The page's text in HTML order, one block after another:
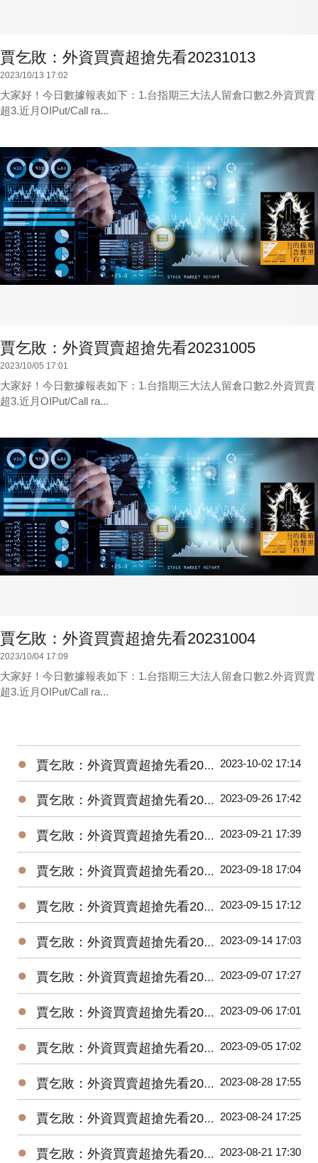
賈乞敗：外資買賣超搶先看20231013
2023/10/13 17:02
大家好！今日數據報表如下：1.台指期三大法人留倉口數2.外資買賣
超3.近月OIPut/Call ra...
賈乞敗：外資買賣超搶先看20231005
2023/10/05 17:01
大家好！今日數據報表如下：1.台指期三大法人留倉口數2.外資買賣
超3.近月OIPut/Call ra...
賈乞敗：外資買賣超搶先看20231004
2023/10/04 17:09
大家好！今日數據報表如下：1.台指期三大法人留倉口數2.外資買賣
超3.近月OIPut/Call ra...
● 賈乞敗：外資買賣超搶先看20231002 2023-10-02 17:14
● 賈乞敗：外資買賣超搶先看20230926 2023-09-26 17:42
● 賈乞敗：外資買賣超搶先看20230921 2023-09-21 17:39
● 賈乞敗：外資買賣超搶先看20230918 2023-09-18 17:04
● 賈乞敗：外資買賣超搶先看20230915 2023-09-15 17:12
● 賈乞敗：外資買賣超搶先看20230914 2023-09-14 17:03
● 賈乞敗：外資買賣超搶先看20230907 2023-09-07 17:27
● 賈乞敗：外資買賣超搶先看20230906 2023-09-06 17:01
● 賈乞敗：外資買賣超搶先看20230905 2023-09-05 17:02
● 賈乞敗：外資買賣超搶先看20230828 2023-08-28 17:55
● 賈乞敗：外資買賣超搶先看20230824 2023-08-24 17:25
● 賈乞敗：外資買賣超搶先看20230821 2023-08-21 17:30